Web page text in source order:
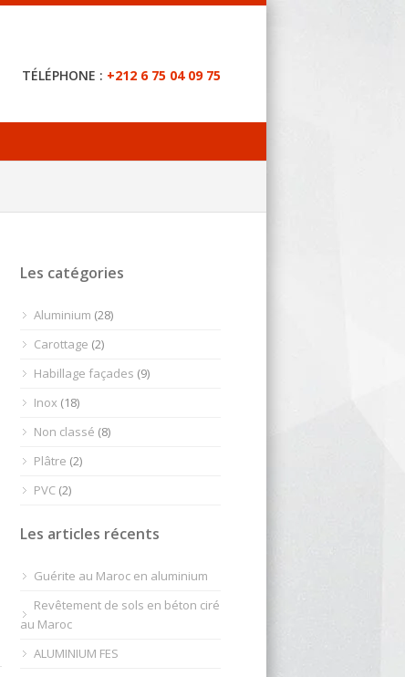
TÉLÉPHONE : +212 6 75 04 09 75
Les catégories
Aluminium (28)
Carottage (2)
Habillage façades (9)
Inox (18)
Non classé (8)
Plâtre (2)
PVC (2)
Les articles récents
Guérite au Maroc en aluminium
Revêtement de sols en béton ciré
au Maroc
ALUMINIUM FES